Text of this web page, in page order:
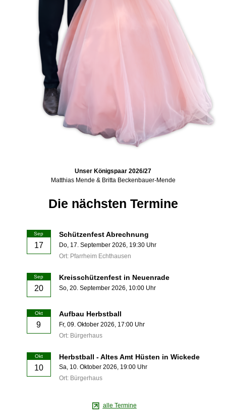
Unser Königspaar 2026/27
Matthias Mende & Britta Beckenbauer-Mende
Die nächsten Termine
Sep
17
Schützenfest Abrechnung
Do, 17. September 2026, 19:30Uhr
Ort: Pfarrheim Echthausen
Sep
20
Kreisschützenfest in Neuenrade
So, 20. September 2026, 10:00Uhr
Okt
9
Aufbau Herbstball
Fr, 09. Oktober 2026, 17:00Uhr
Ort: Bürgerhaus
Okt
10
Herbstball - Altes Amt Hüsten in Wickede
Sa, 10. Oktober 2026, 19:00Uhr
Ort: Bürgerhaus
alle Termine